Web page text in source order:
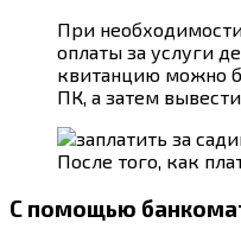
При
оплаты за услуги
квитанцию можно
ПК, а затем вывести
После того, как
С помощью